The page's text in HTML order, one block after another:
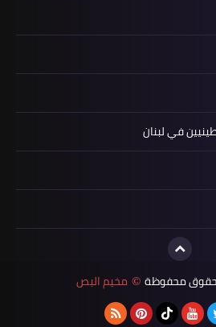
وقفة تضامنية بدعوة
مدينة صور
العاملين المحليين
في لبنان
محفوظة © مخيم البص